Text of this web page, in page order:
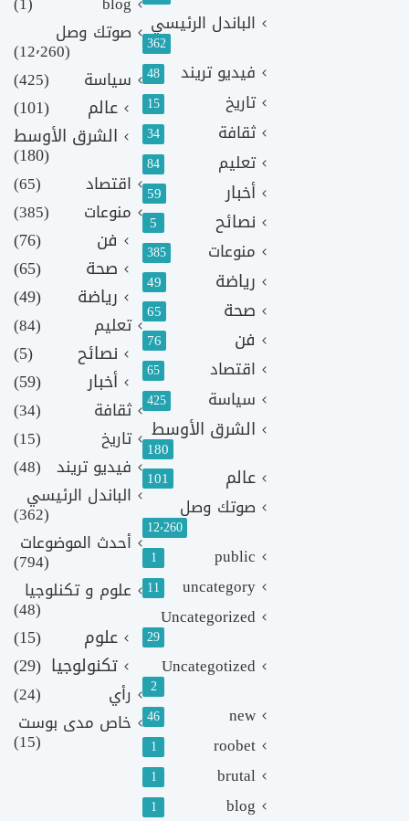
الباندل الرئيسي
362
فيديو تريند 48
تاريخ 15
ثقافة 34
تعليم 84
أخبار 59
نصائح 5
منوعات 385
رياضة 49
صحة 65
فن 76
اقتصاد 65
سياسة 425
الشرق الأوسط
180
عالم 101
صوتك وصل
12٬260
public
1
uncategory
11
Uncategorized
29
Uncategotized
2
new
46
roobet
1
brutal
1
blog
1
صوتك وصل
(12٬260)
سياسة
(425)
عالم
(101)
الشرق الأوسط
(180)
اقتصاد
(65)
منوعات
(385)
فن
(76)
صحة
(65)
رياضة
(49)
تعليم (84)
نصائح
(5)
أخبار
(59)
ثقافة
(34)
تاريخ
(15)
فيديو تريند (48)
الباندل الرئيسي
(362)
أحدث الموضوعات
(794)
علوم و تكنلوجيا
(48)
علوم
(15)
تكنولوجيا (29)
رأي
(24)
خاص مدى بوست
(15)